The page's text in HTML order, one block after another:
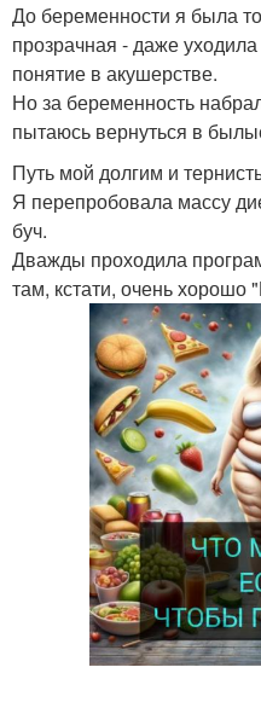
До беременности я была
прозрачная - даже
понятие в акушерстве.
Но за беременность
пытаюсь вернуться в
Путь мой долгим и
Я перепробовала массу
буч.
Дважды проходила
там, кстати, очень хорошо